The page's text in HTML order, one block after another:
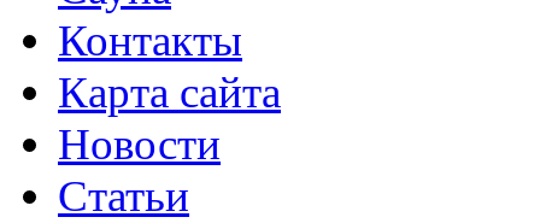
Контакты
Карта сайта
Новости
Статьи